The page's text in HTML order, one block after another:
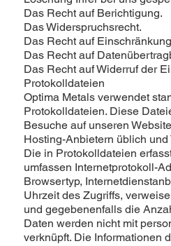
Das Recht auf Berichtigung.
Das Widerspruchsrecht.
Das Recht auf
Das Recht auf
Das Recht auf Widerruf der
Protokolldateien
Optima Metals verwendet
Protokolldateien. Diese
Besuche auf unseren
Hosting-Anbietern üblich und
Die in Protokolldateien
umfassen Internetprotokoll-
Browsertyp,
Uhrzeit des Zugriffs,
und gegebenenfalls die
Daten werden nicht mit
verknüpft. Die Informationen